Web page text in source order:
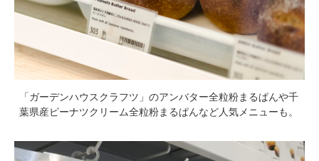
「ガーデンハウスクラフツ」のアンバター全粒粉まるぱんや千
葉県産ピーナツクリーム全粒粉まるぱんなど人気メニューも。